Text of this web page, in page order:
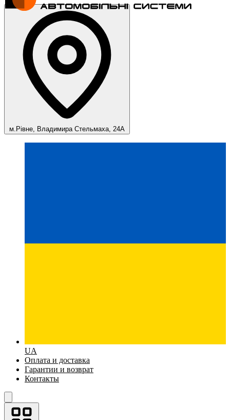
м.Рівне, Владимира Стельмаха, 24А
UA
Оплата и доставка
Гарантии и возврат
Контакты